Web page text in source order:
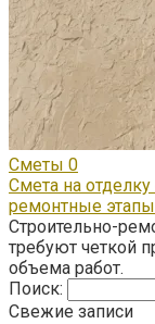
Сметы 0
Смета на отделку
ремонтные этапы
Строительно-
требуют четкой
объема работ.
Поиск:
Свежие записи